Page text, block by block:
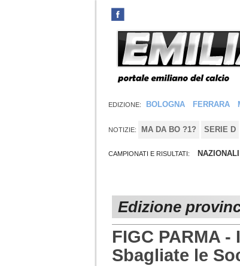
EDIZIONE: BOLOGNA FERRARA
NOTIZIE: MA DA BO ?1? SERIE D
CAMPIONATI E RISULTATI: NAZIONALI
Edizione
FIGC PARMA
Sbagliate le